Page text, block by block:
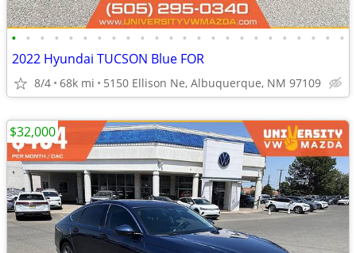
• • • • • • • • • • • • • • • • • • • • • • • •
2022 Hyundai TUCSON Blue FOR
8/4 68k mi 5150 Ellison Ne, Albuquerque, NM 97109
$32,000